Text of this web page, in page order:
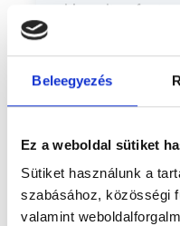
Beleegyezés
Ez a weboldal sütiket
Sütiket használunk a
szabásához, közösségi
valamint
kiemelten fontos
felvilágosítása,
érthető
Előző* Szakorvos jelölt (rezidens):
orvos, aki jogszabályok
felelősséggel tartozik és azt
szakorvosjelölt önállóan
felelősségét kizárja esetleges